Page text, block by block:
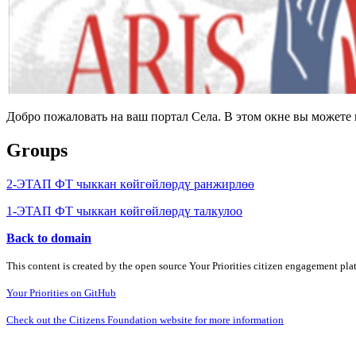
Добро пожаловать на ваш портал Села. В этом окне вы
Groups
2-ЭТАП ФТ чыккан көйгөйлөрдү ранжирлөө
1-ЭТАП ФТ чыккан көйгөйлөрдү талкулоо
Back to domain
This content is created by the open source Your Priorities citizen engagement
Your Priorities on GitHub
Check out the Citizens Foundation website for more information